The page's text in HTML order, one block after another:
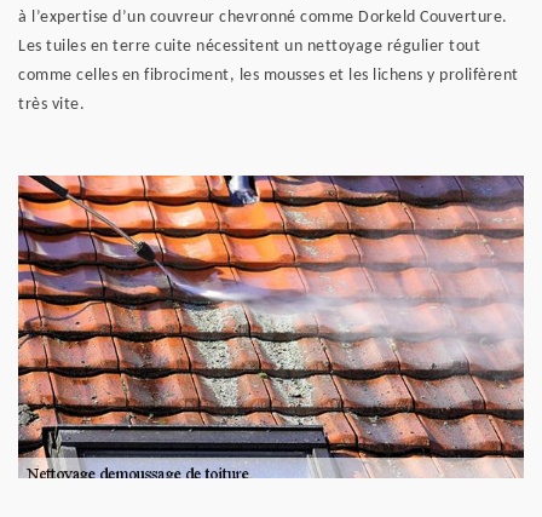
à l’expertise d’un couvreur chevronné comme Dorkeld Couverture.
Les tuiles en terre cuite nécessitent un nettoyage régulier tout
comme celles en fibrociment, les mousses et les lichens y prolifèrent
très vite.